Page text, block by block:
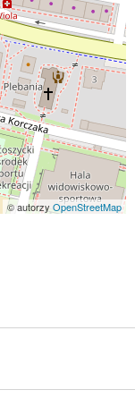
© autorzyOpenStreetMap